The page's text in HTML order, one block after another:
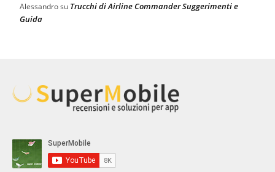
Alessandrosu Trucchi di Airline Commander Suggerimenti e
Guida